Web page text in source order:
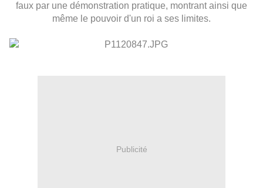
faux par une démonstration pratique, montrant ainsi que
même le pouvoir d'un roi a ses limites.
Publicité